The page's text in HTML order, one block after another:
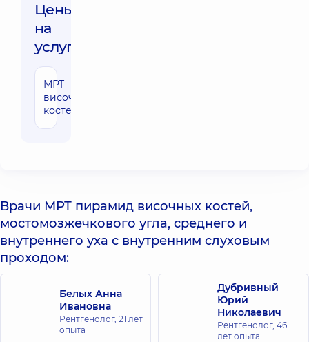
Цены
на
услуги:
МРТ
височных
костей
Врачи МРТ пирамид височных костей,
мостомозжечкового угла, среднего и
внутреннего уха с внутренним слуховым
проходом:
Белых Анна
Ивановна
Рентгенолог, 21 лет
опыта
Дубривный
Юрий
Николаевич
Рентгенолог, 46
лет опыта